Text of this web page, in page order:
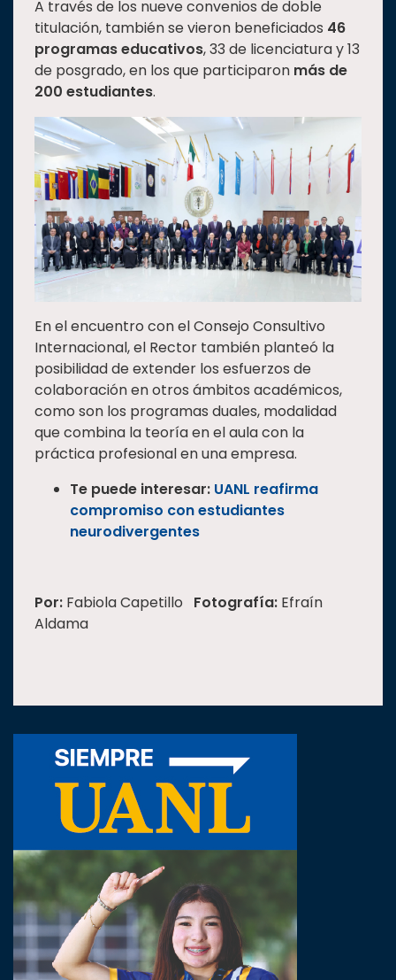
A través de los nueve convenios de doble
titulación, también se vieron beneficiados 46
programas educativos, 33 de licenciatura y 13
de posgrado, en los que participaron más de
200 estudiantes.
En el encuentro con el Consejo Consultivo
Internacional, el Rector también planteó la
posibilidad de extender los esfuerzos de
colaboración en otros ámbitos académicos,
como son los programas duales, modalidad
que combina la teoría en el aula con la
práctica profesional en una empresa.
Te puede interesar: UANL reafirma
compromiso con estudiantes
neurodivergentes
Por: Fabiola Capetillo Fotografía: Efraín
Aldama